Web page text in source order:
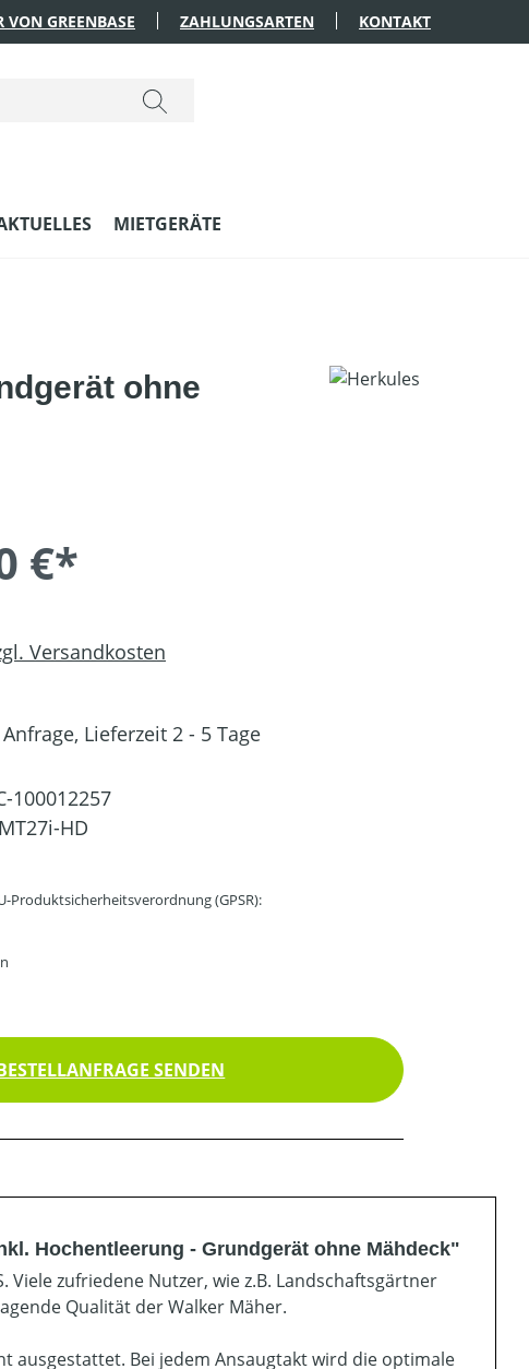
GREENBASE ZAHLUNGSARTEN KONTAKT
MIETGERÄTE
ohne
€*
Versandkosten
Lieferzeit 2 - 5 Tage
100012257
MT27i-HD
Produktsicherheitsverordnung (GPSR):
SENDEN
Hochentleerung - Grundgerät ohne Mähdeck"
zufriedene Nutzer, wie z.B. Landschaftsgärtner
Qualität der Walker Mäher.
ausgestattet. Bei jedem Ansaugtakt wird die optimale